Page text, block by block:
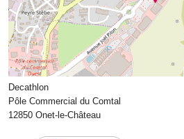
Decathlon
Pôle Commercial du Comtal
12850 Onet-le-Château